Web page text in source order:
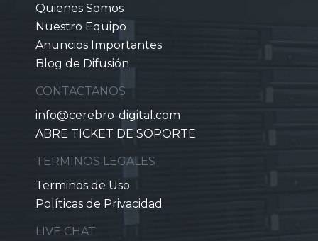
Quienes Somos
Nuestro Equipo
Anuncios Importantes
Blog de Difusión
CONTACTANOS
info@cerebro-digital.com
ABRE TICKET DE SOPORTE
TERMINOS LEGALES
Terminos de Uso
Políticas de Privacidad
LIVE CHAT